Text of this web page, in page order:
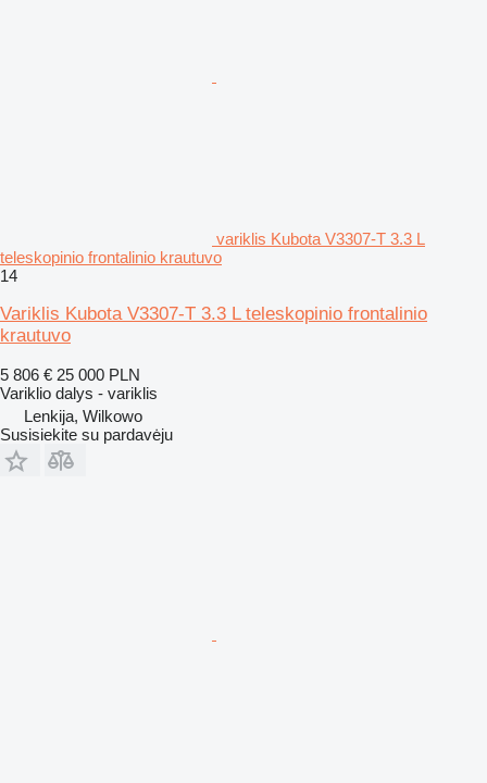
variklis Kubota V3307-T 3.3 L
teleskopinio frontalinio krautuvo
14
Variklis Kubota V3307-T 3.3 L teleskopinio frontalinio
krautuvo
5 806 € 25 000 PLN
Variklio dalys - variklis
Lenkija, Wilkowo
Susisiekite su pardavėju